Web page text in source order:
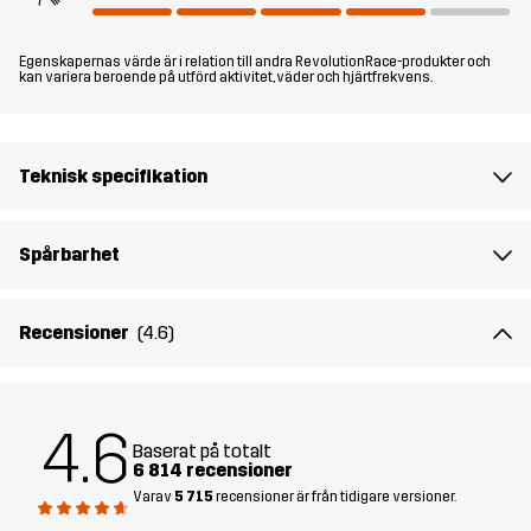
vandringar, promenader och allroundaktiviteter i svalt väder, men
rörlighet. Dessutom är jackans huva nu avtagbar, vilket ger dig
Modellen
Passform REGULAR FIT
Material
Baksida
100% Polyester
Egenskapernas värde är i relation till andra RevolutionRace-produkter och
kan variera beroende på utförd aktivitet, väder och hjärtfrekvens.
Teknisk specifikation
Spårbarhet
Recensioner (4.6)
4.6 Baserat på totalt
6 814 recensioner
Varav 5 715 recensioner är från tidigare versioner.